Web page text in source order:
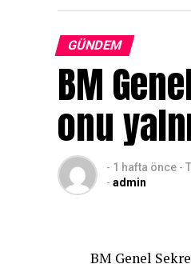
GÜNDEM
BM
onu
- 1 hafta önce -
- admin
BM Genel